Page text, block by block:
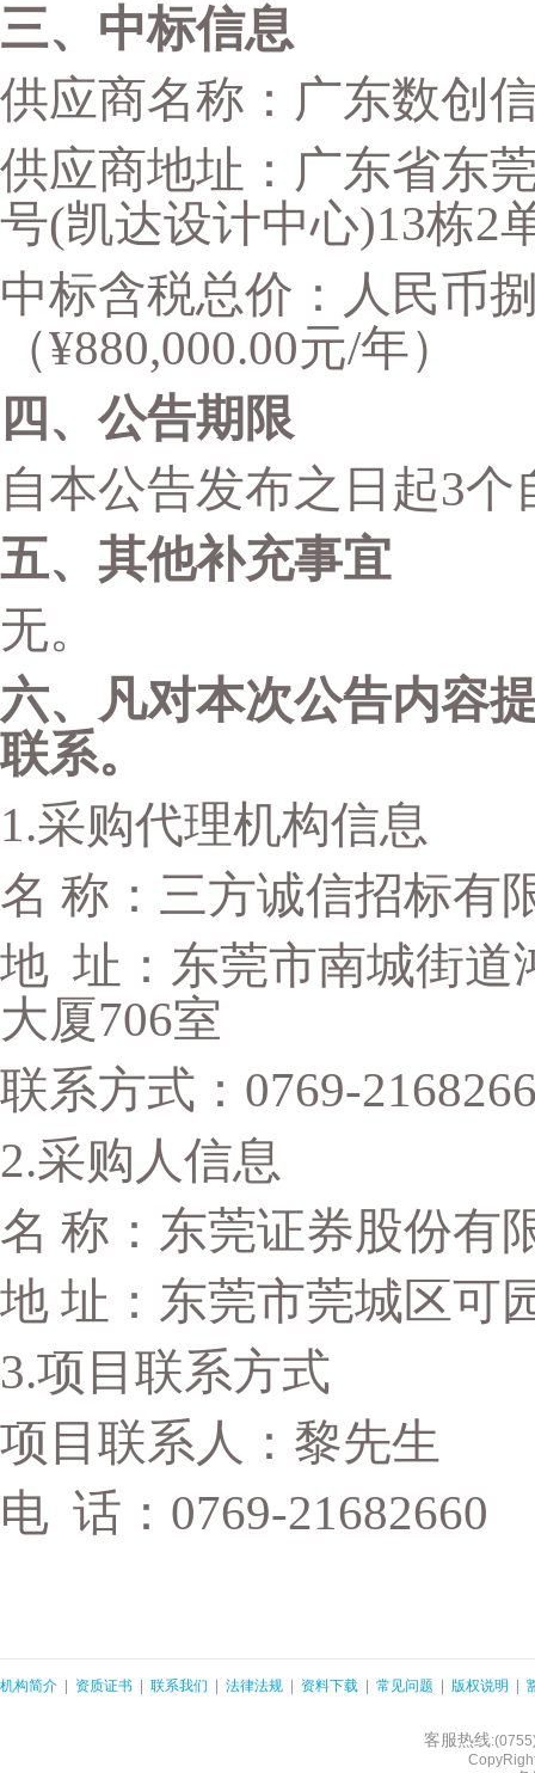
三、中标信息
供应商名称：广东数创
供应商地址：广东省东
号(凯达设计中心)13栋2
中标含税总价：人民币
（¥880,000.00元/年）
四 、公告期限
自本公告发布之日起3个
五、其他补充事宜
无。
六、凡对本次公告内容
联系。
1.采购代理机构信息
名 称：三方诚信招标有
地 址：东莞市南城街道
大厦706室
联系方式： 0769-
2.采购人信息
名 称：东莞证券股份有
地 址：东莞市莞城区可
3.项目联系方式
项目联系人：黎先生
电 话： 0769-21682660
机构简介 资质证书 联系我们 法律法规 资料下载 常见问题 版权说明
客服热线